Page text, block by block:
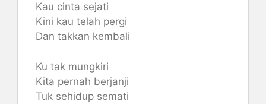
Kau cinta sejati
Kini kau telah pergi
Dan takkan kembali
Ku tak mungkiri
Kita pernah berjanji
Tuk sehidup semati